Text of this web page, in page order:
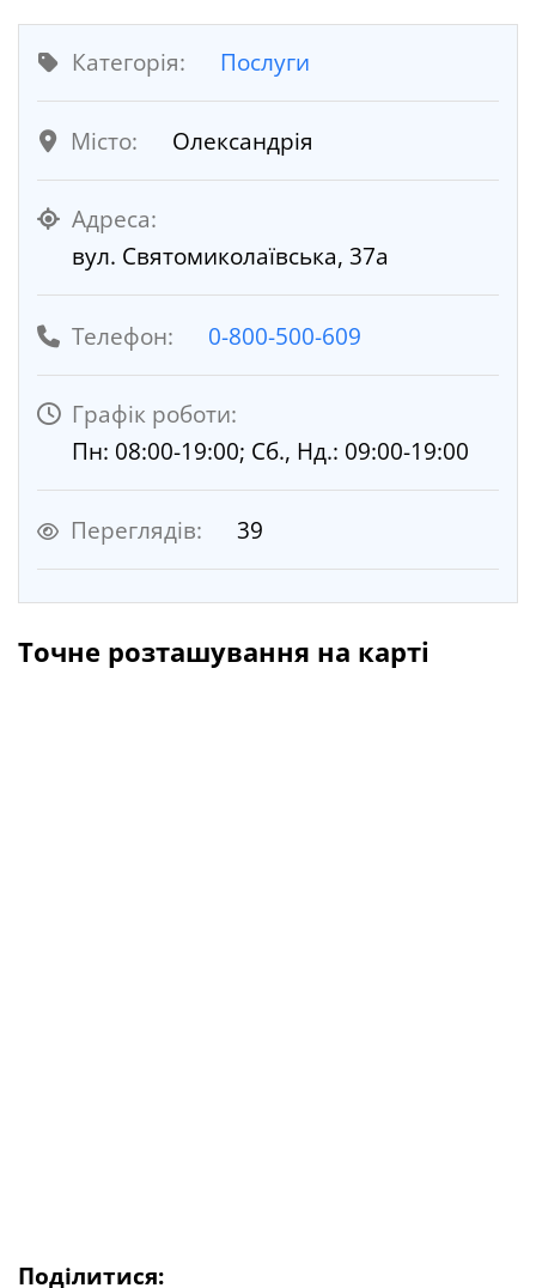
Категорія: Послуги
Місто: Олександрія
Адреса:
вул. Святомиколаївська, 37а
Телефон: 0-800-500-609
Графік роботи:
Пн: 08:00-19:00; Сб., Нд.: 09:00-19:00
Переглядів: 39
Точне розташування на карті
Поділитися: